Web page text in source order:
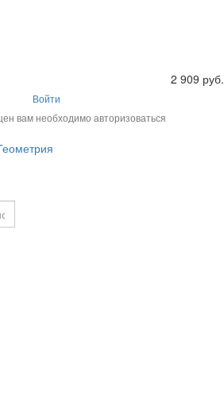
2 909 руб.
Войти
вам необходимо авторизоваться